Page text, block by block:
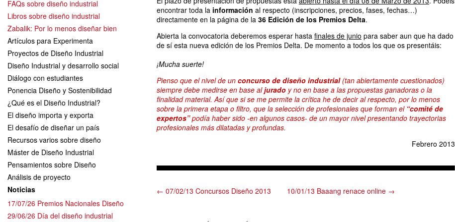
FAQs sobre diseño industrial
Libros sobre diseño industrial
Zabalik: Por lo menos diseñar bien
Artículos para Experimenta
Proyectos de Diseño Industrial
Diseño Industrial y desarrollo social
Diálogo con estudiantes
Ponencia Diseño y Sostenibilidad
¿Qué es el Diseño Industrial?
El diseño importa y exporta
El desafío de diseñar un país
Recursos varios sobre diseño
Máster de Diseño Industrial
Pensamientos sobre Diseño
Análisis de proyecto
Noticias
17/07/26 Premios Nacionales Diseño
29/06/26 Día del diseño industrial
encontrar toda la información al respecto (inscripciones, precios, fases, fechas…)
directamente en la página de la 36 Edición de los Premios Delta.
Abierta la convocatoria deberemos esperar hasta finales de junio para saber aun que ha dado
de sí esta nueva edición de los Premios Delta. De momento a todos los que os presentáis:
¡Mucha suerte!
Pienso que el nivel de un concurso de diseño industrial(tan abiertamente cuestionados)
siempre debe medirse en base aljurado y no en base a las propuestas ganadoras o la
finalidad material. Así que si se me permite la crítica he de decir al respecto, por lo menos
sobre la primera etapa o filtro, que la selección de profesionales que forman el “comité de
expertos”podía haber sido -en algunos casos- de un mayor nivel presentando trayectorias
profesionales más dilatadas y profundas.
Febrero 2013
← 07/02/13 Concursos Diseño 2013 10/01/13 Baaang renace online →